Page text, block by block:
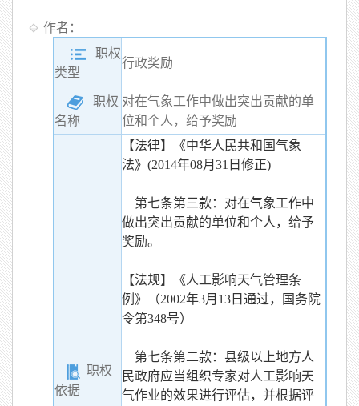
作者：
职权
类型
行政奖励
职权
名称
对在气象工作中做出突出贡献的单
位和个人，给予奖励
职权
依据
【法律】《中华人民共和国气象
法》(2014年08月31日修正)
第七条第三款：对在气象工作中
做出突出贡献的单位和个人，给予
奖励。
【法规】《人工影响天气管理条
例》（2002年3月13日通过，国务院
令第348号）
第七条第二款：县级以上地方人
民政府应当组织专家对人工影响天
气作业的效果进行评估，并根据评